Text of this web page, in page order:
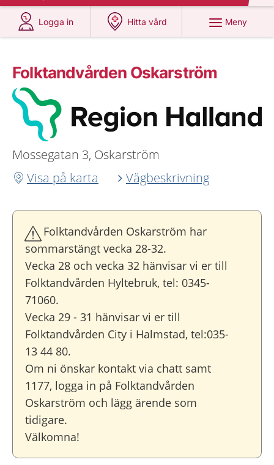
Logga in
på 1177.se
Hitta vård
på 1177.se
Meny
Folktandvården Oskarström
Mossegatan 3, Oskarström
Visa på karta
Vägbeskrivning
Folktandvården Oskarström har
sommarstängt vecka 28-32.
Vecka 28 och vecka 32 hänvisar vi er till
Folktandvården Hyltebruk, tel: 0345-
71060.
Vecka 29 - 31 hänvisar vi er till
Folktandvården City i Halmstad, tel:035-
13 44 80.
Om ni önskar kontakt via chatt samt
1177, logga in på Folktandvården
Oskarström och lägg ärende som
tidigare.
Välkomna!